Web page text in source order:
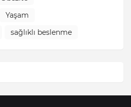
Yaşam
sağlıklı beslenme